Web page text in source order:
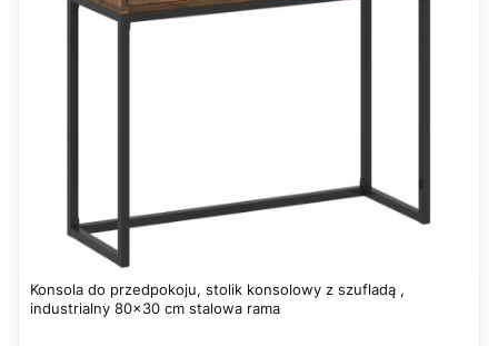
Konsola do przedpokoju, stolik konsolowy z szufladą ,
industrialny 80x30 cm stalowa rama